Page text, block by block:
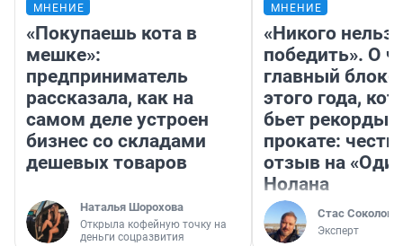
МНЕНИЕ
«Покупаешь кота в
мешке»:
предприниматель
рассказала, как на
самом деле устроен
бизнес со складами
дешевых товаров
Наталья Шорохова
Открыла кофейную точку на
деньги соцразвития
МНЕНИЕ
«Никого нельзя
победить». О
главный
этого года,
бьет рекорды в
прокате:
отзыв на
Нолана
Стас Соколов
Эксперт